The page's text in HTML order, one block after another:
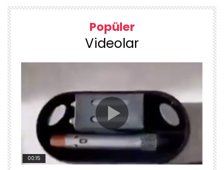
Popüler
Videolar
00:15